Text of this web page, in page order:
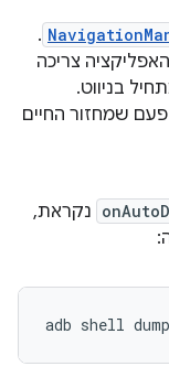
.
צריכה
בניווט.
שמחזור החיים
נקראת,
adb shell